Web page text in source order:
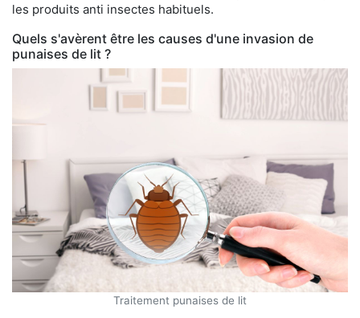
les produits anti insectes habituels.
Quels s'avèrent être les causes d'une invasion de
punaises de lit ?
Traitement punaises de lit